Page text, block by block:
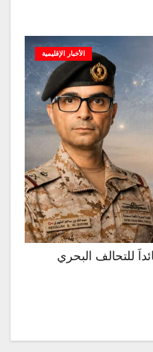
الأخبار الإقليمية
للتحالف البحري